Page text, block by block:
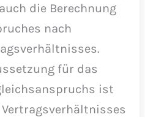
die Berechnung
nach
für das
ist